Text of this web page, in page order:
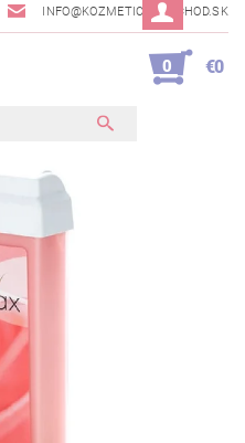
INFO@KOZMETICKYOBCHOD.SK
0 €0